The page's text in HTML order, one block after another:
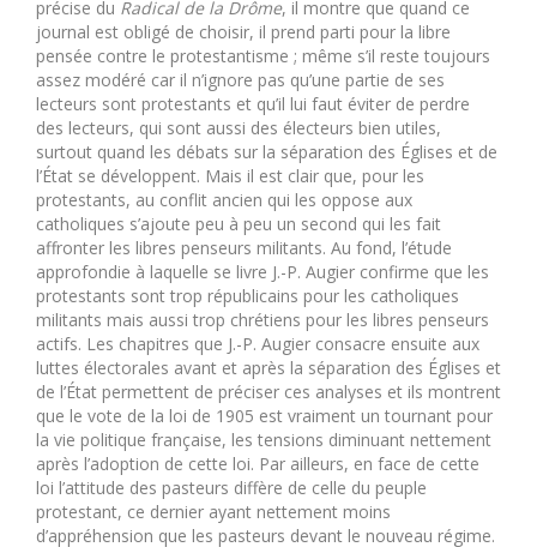
précise du Radical de la Drôme, il montre que quand ce
journal est obligé de choisir, il prend parti pour la libre
pensée contre le protestantisme ; même s’il reste toujours
assez modéré car il n’ignore pas qu’une partie de ses
lecteurs sont protestants et qu’il lui faut éviter de perdre
des lecteurs, qui sont aussi des électeurs bien utiles,
surtout quand les débats sur la séparation des Églises et de
l’État se développent. Mais il est clair que, pour les
protestants, au conflit ancien qui les oppose aux
catholiques s’ajoute peu à peu un second qui les fait
affronter les libres penseurs militants. Au fond, l’étude
approfondie à laquelle se livre J.-P. Augier confirme que les
protestants sont trop républicains pour les catholiques
militants mais aussi trop chrétiens pour les libres penseurs
actifs. Les chapitres que J.-P. Augier consacre ensuite aux
luttes électorales avant et après la séparation des Églises et
de l’État permettent de préciser ces analyses et ils montrent
que le vote de la loi de 1905 est vraiment un tournant pour
la vie politique française, les tensions diminuant nettement
après l’adoption de cette loi. Par ailleurs, en face de cette
loi l’attitude des pasteurs diffère de celle du peuple
protestant, ce dernier ayant nettement moins
d’appréhension que les pasteurs devant le nouveau régime.